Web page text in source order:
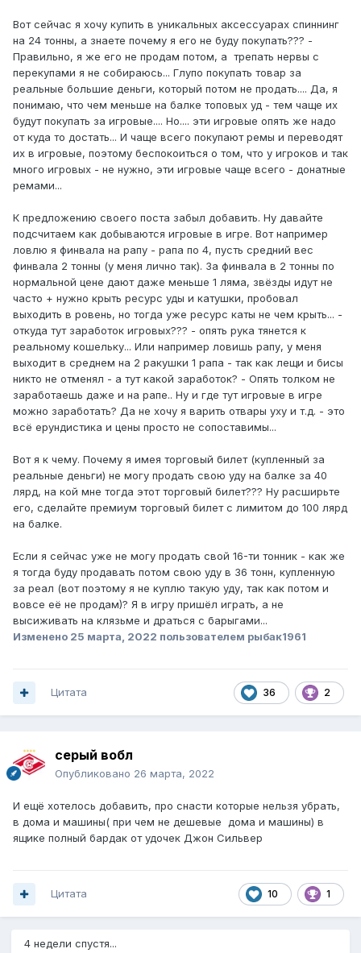
Вот сейчас я хочу купить в уникальных аксессуарах спиннинг
на 24 тонны, а знаете почему я его не буду покупать??? -
Правильно, я же его не продам потом, а трепать нервы с
перекупами я не собираюсь... Глупо покупать товар за
реальные большие деньги, который потом не продать.... Да, я
понимаю, что чем меньше на балке топовых уд - тем чаще их
будут покупать за игровые.... Но.... эти игровые опять же надо
от куда то достать... И чаще всего покупают ремы и переводят
их в игровые, поэтому беспокоиться о том, что у игроков и так
много игровых - не нужно, эти игровые чаще всего - донатные
ремами...
К предложению своего поста забыл добавить. Ну давайте
подсчитаем как добываются игровые в игре. Вот например
ловлю я финвала на рапу - рапа по 4, пусть средний вес
финвала 2 тонны (у меня лично так). За финвала в 2 тонны по
нормальной цене дают даже меньше 1 ляма, звёзды идут не
часто + нужно крыть ресурс уды и катушки, пробовал
выходить в ровень, но тогда уже ресурс каты не чем крыть... -
откуда тут заработок игровых??? - опять рука тянется к
реальному кошельку... Или например ловишь рапу, у меня
выходит в среднем на 2 ракушки 1 рапа - так как лещи и бисы
никто не отменял - а тут какой заработок? - Опять толком не
заработаешь даже и на рапе.. Ну и где тут игровые в игре
можно заработать? Да не хочу я варить отвары уху и т.д. - это
всё ерундистика и цены просто не сопоставимы...
Вот я к чему. Почему я имея торговый билет (купленный за
реальные деньги) не могу продать свою уду на балке за 40
лярд, на кой мне тогда этот торговый билет??? Ну расширьте
его, сделайте премиум торговый билет с лимитом до 100 лярд
на балке.
Если я сейчас уже не могу продать свой 16-ти тонник - как же
я тогда буду продавать потом свою уду в 36 тонн, купленную
за реал (вот поэтому я не куплю такую уду, так как потом и
вовсе её не продам)? Я в игру пришёл играть, а не
высиживать на клязьме и драться с барыгами...
Изменено 25 марта, 2022 пользователем рыбак1961
36 2
Цитата
серый вобл
Опубликовано 26 марта, 2022
И ещё хотелось добавить, про снасти которые нельзя убрать,
в дома и машины( при чем не дешевые дома и машины) в
ящике полный бардак от удочек Джон Сильвер
10 1
Цитата
4 недели спустя...